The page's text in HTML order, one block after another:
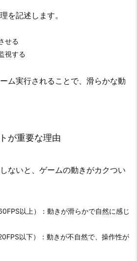
を記述します。
せる
視する
ム実行されることで、滑らかな動
が重要な理由
ないと、ゲームの動きがカクつい
以上）：動きが滑らかで自然に感じ
以下）：動きが不自然で、操作性が